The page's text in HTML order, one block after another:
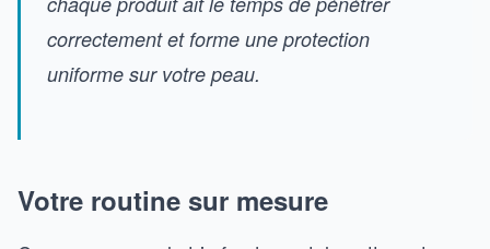
correctement et forme une protection
uniforme sur votre peau.
Votre routine sur mesure